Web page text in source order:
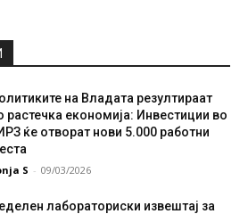
на Владата резултираат
растечка економија: Инвестиции во
ќе отворат нови 5.000 работни
S - 09/03/2026
лабораториски извештај за